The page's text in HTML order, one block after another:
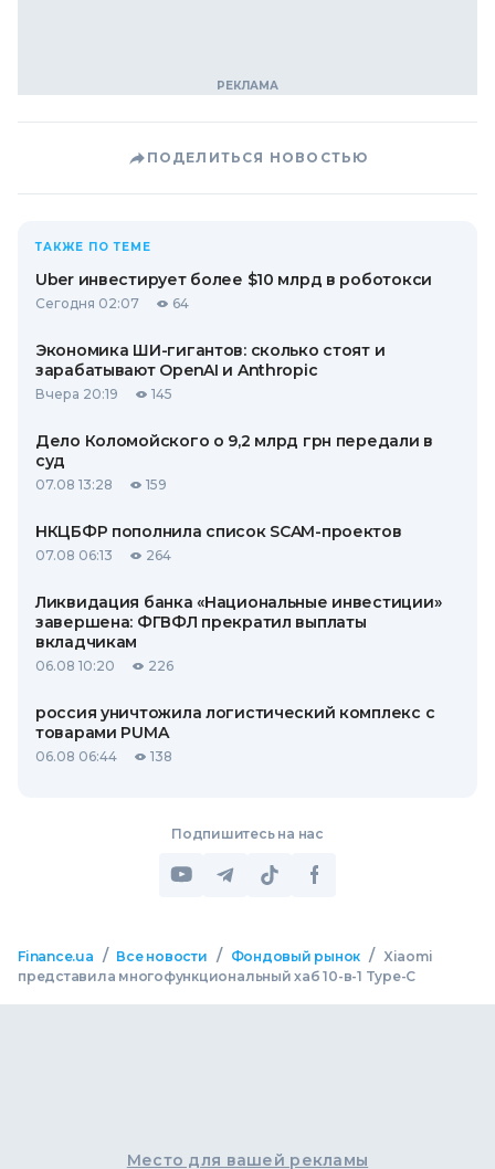
ПОДЕЛИТЬСЯ НОВОСТЬЮ
ТАКЖЕ ПО ТЕМЕ
Uber инвестирует более $10 млрд в роботокси
Сегодня 02:07 64
Экономика ШИ-гигантов: сколько стоят и
зарабатывают OpenAI и Anthropic
Вчера 20:19 145
Дело Коломойского о 9,2 млрд грн передали в
суд
07.08 13:28 159
НКЦБФР пополнила список SCAM-проектов
07.08 06:13 264
Ликвидация банка «Национальные инвестиции»
завершена: ФГВФЛ прекратил выплаты
вкладчикам
06.08 10:20 226
россия уничтожила логистический комплекс с
товарами PUMA
06.08 06:44 138
Подпишитесь на нас
Finance.ua / Все новости / Фондовый рынок /
Xiaomi
представила многофункциональный хаб 10-в-1 Type-C
Место для вашей рекламы